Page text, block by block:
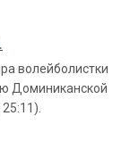
волейболистки
Доминиканской